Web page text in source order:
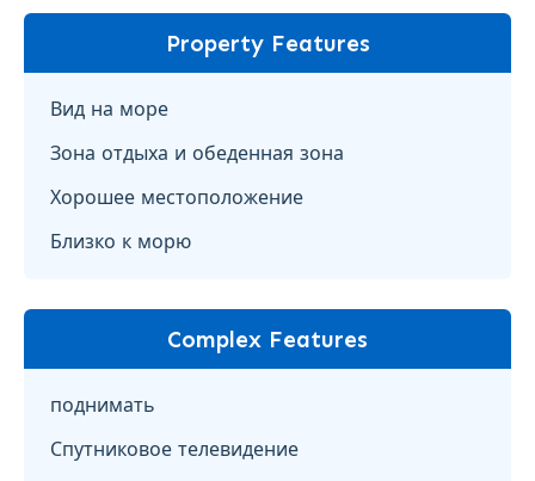
Property Features
Вид на море
Зона отдыха и обеденная зона
Хорошее местоположение
Близко к морю
Complex Features
поднимать
Спутниковое телевидение